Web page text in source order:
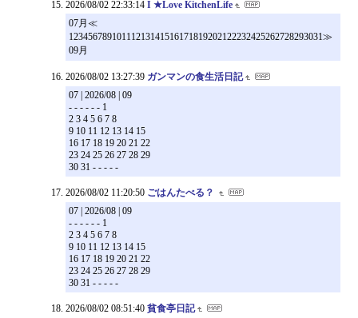
2026/08/02 22:33:14 I ★Love KitchenLife
07月≪
12345678910111213141516171819202122232425262728293031≫
09月
2026/08/02 13:27:39 ガンマンの食生活日記
07 | 2026/08 | 09
- - - - - - 1
2 3 4 5 6 7 8
9 10 11 12 13 14 15
16 17 18 19 20 21 22
23 24 25 26 27 28 29
30 31 - - - - -
2026/08/02 11:20:50 ごはんたべる？
07 | 2026/08 | 09
- - - - - - 1
2 3 4 5 6 7 8
9 10 11 12 13 14 15
16 17 18 19 20 21 22
23 24 25 26 27 28 29
30 31 - - - - -
2026/08/02 08:51:40 貧食亭日記